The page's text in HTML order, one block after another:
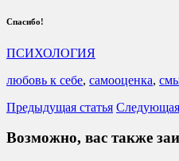
Спасибо!
ПСИХОЛОГИЯ
любовь к себе, самооценка,
Предыдущая статья Следующая
Возможно, вас также